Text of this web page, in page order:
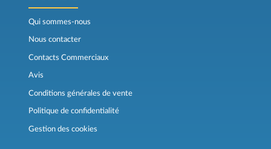
Qui sommes-nous
Nous contacter
Contacts Commerciaux
Avis
Conditions générales de vente
Politique de confidentialité
Gestion des cookies